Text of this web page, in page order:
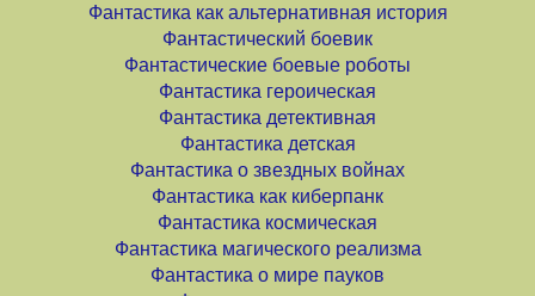
Фантастика как альтернативная история
Фантастический боевик
Фантастические боевые роботы
Фантастика героическая
Фантастика детективная
Фантастика детская
Фантастика о звездных войнах
Фантастика как киберпанк
Фантастика космическая
Фантастика магического реализма
Фантастика о мире пауков